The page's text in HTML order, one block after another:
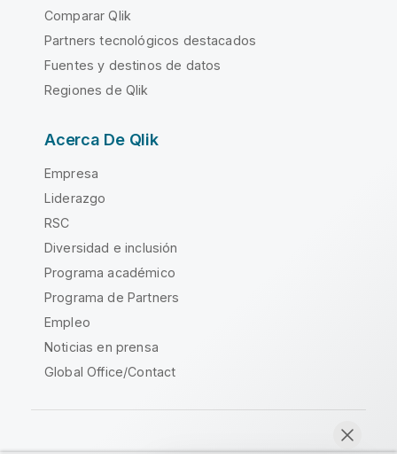
Comparar Qlik
Partners tecnológicos destacados
Fuentes y destinos de datos
Regiones de Qlik
Acerca De Qlik
Empresa
Liderazgo
RSC
Diversidad e inclusión
Programa académico
Programa de Partners
Empleo
Noticias en prensa
Global Office/Contact